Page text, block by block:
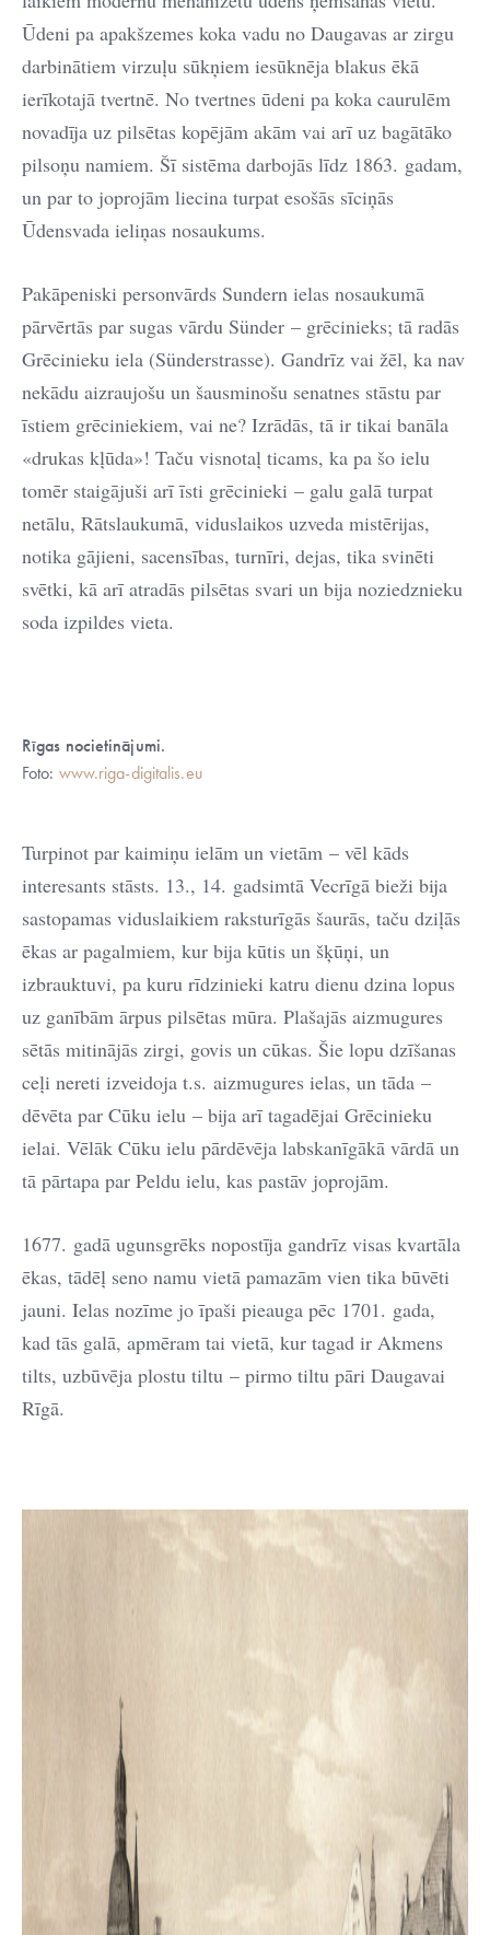
Ūdeni pa apakšzemes koka vadu no Daugavas ar zirgu
darbinātiem virzuļu sūkņiem iesūknēja blakus ēkā
ierīkotajā tvertnē. No tvertnes ūdeni pa koka caurulēm
novadīja uz pilsētas kopējām akām vai arī uz bagātāko
pilsoņu namiem. Šī sistēma darbojās līdz 1863. gadam,
un par to joprojām liecina turpat esošās sīciņās
Ūdensvada ieliņas nosaukums.
Pakāpeniski personvārds Sundern ielas nosaukumā
pārvērtās par sugas vārdu Sünder – grēcinieks; tā radās
Grēcinieku iela (Sünderstrasse). Gandrīz vai žēl, ka nav
nekādu aizraujošu un šausminošu senatnes stāstu par
īstiem grēciniekiem, vai ne? Izrādās, tā ir tikai banāla
«drukas kļūda»! Taču visnotaļ ticams, ka pa šo ielu
tomēr staigājuši arī īsti grēcinieki – galu galā turpat
netālu, Rātslaukumā, viduslaikos uzveda mistērijas,
notika gājieni, sacensības, turnīri, dejas, tika svinēti
svētki, kā arī atradās pilsētas svari un bija noziedznieku
soda izpildes vieta.
Rīgas nocietinājumi.
Foto: www.riga-digitalis.eu
Turpinot par kaimiņu ielām un vietām – vēl kāds
interesants stāsts. 13., 14. gadsimtā Vecrīgā bieži bija
sastopamas viduslaikiem raksturīgās šaurās, taču dziļās
ēkas ar pagalmiem, kur bija kūtis un šķūņi, un
izbrauktuvi, pa kuru rīdzinieki katru dienu dzina lopus
uz ganībām ārpus pilsētas mūra. Plašajās aizmugures
sētās mitinājās zirgi, govis un cūkas. Šie lopu dzīšanas
ceļi nereti izveidoja t.s. aizmugures ielas, un tāda –
dēvēta par Cūku ielu – bija arī tagadējai Grēcinieku
ielai. Vēlāk Cūku ielu pārdēvēja labskanīgākā vārdā un
tā pārtapa par Peldu ielu, kas pastāv joprojām.
1677. gadā ugunsgrēks nopostīja gandrīz visas kvartāla
ēkas, tādēļ seno namu vietā pamazām vien tika būvēti
jauni. Ielas nozīme jo īpaši pieauga pēc 1701. gada,
kad tās galā, apmēram tai vietā, kur tagad ir Akmens
tilts, uzbūvēja plostu tiltu – pirmo tiltu pāri Daugavai
Rīgā.